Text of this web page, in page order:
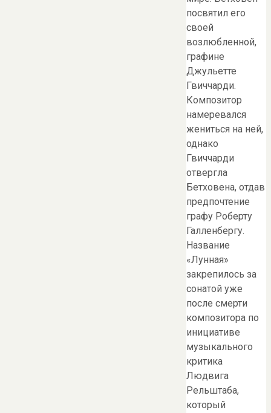
посвятил его
своей
возлюбленной,
графине
Джульетте
Гвиччарди.
Композитор
намеревался
жениться на ней,
однако
Гвиччарди
отвергла
Бетховена, отдав
предпочтение
графу Роберту
Галленбергу.
Название
«Лунная»
закрепилось за
сонатой уже
после смерти
композитора по
инициативе
музыкального
критика
Людвига
Рельштаба,
который